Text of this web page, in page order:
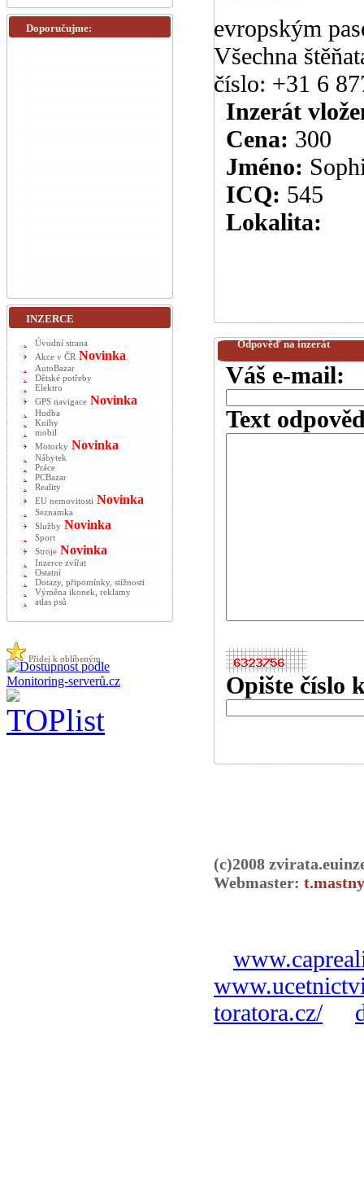
evropským
Všechna
číslo: +31 6
Inzerát
Cena: 300
Jméno:
ICQ: 545
Lokalita:
Odpověď na inzerát
Váš e-mail:
Text
Opište číslo
(c)2008
Webmaster:
toratora.cz/
Doporučujme:
INZERCE
Úvodní strana
Akce v ČR Novinka
AutoBazar
Dětské potřeby
Elektro
GPS navigace Novinka
Hudba
Knihy
mobil
Motorky Novinka
Nábytek
Práce
PCBazar
Reality
EU nemovitosti Novinka
Seznamka
Služby Novinka
Sport
Stroje Novinka
Inzerce zvířat
Ostatní
Dotazy, připomínky, stížnosti
Výměna ikonek, reklamy
atlas psů
Přidej k oblíbeným